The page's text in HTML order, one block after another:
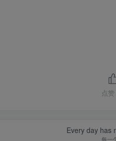
点赞
Every day has
每一